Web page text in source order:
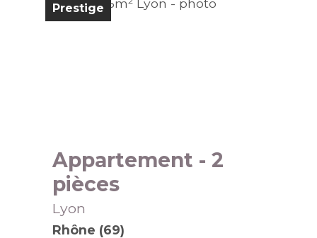
Prestige
Appartement - 2
pièces
Lyon
Rhône (69)